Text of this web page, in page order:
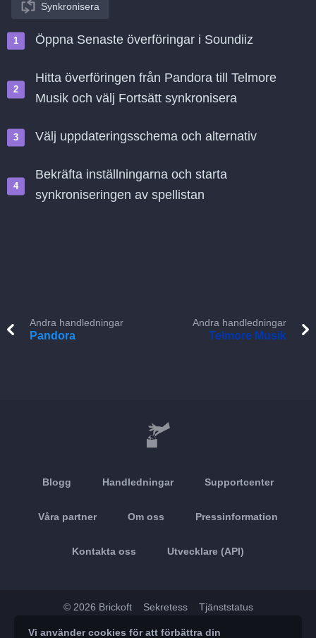
Synkronisera
Öppna Senaste överföringar i Soundiiz
Hitta överföringen från Pandora till Telmore
Musik och välj Fortsätt synkronisera
Välj uppdateringsschema och alternativ
Bekräfta inställningarna och starta
synkroniseringen av spellistan
Andra handledningar
Pandora
Andra handledningar
Telmore Musik
Blogg Handledningar Supportcenter
Våra partner Om oss Pressinformation
Kontakta oss Utvecklare (API)
© 2026 Brickoft Sekretess Tjänststatus
Vi använder cookies för att förbättra din